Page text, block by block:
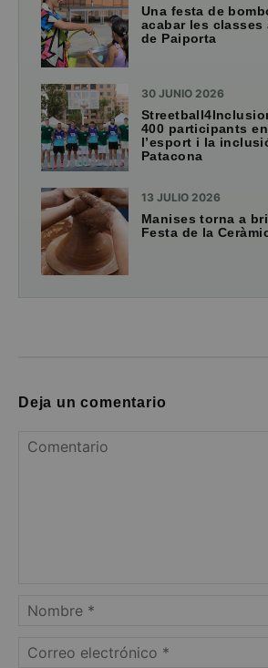
Una festa de
acabar les classes
de Paiporta
30 JUNIO 2026
400 participants
l’esport i la
Patacona
13 JULIO 2026
Manises torna a
Festa de la
Deja un comentario